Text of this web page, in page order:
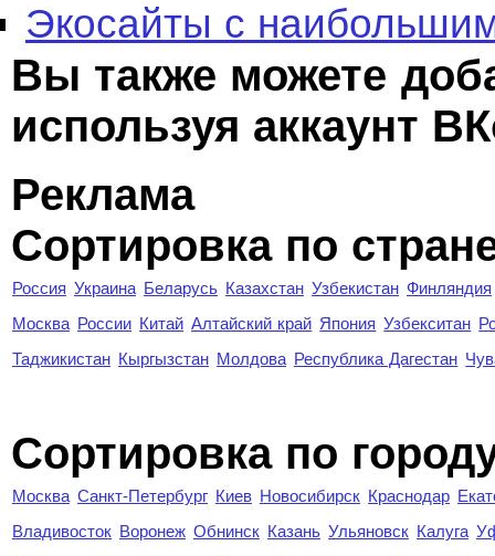
Экосайты с
Вы также можете
используя аккаунт
Реклама
Сортировка по
Россия Украина Беларусь Казахстан Узбекистан Финляндия
Москва России Китай Алтайский край Япония Узбекситан
Таджикистан Кыргызстан Молдова Республика Дагестан
Cортировка по
Москва Санкт-Петербург Киев Новосибирск Краснодар
Владивосток Воронеж Обнинск Казань Ульяновск Калуга